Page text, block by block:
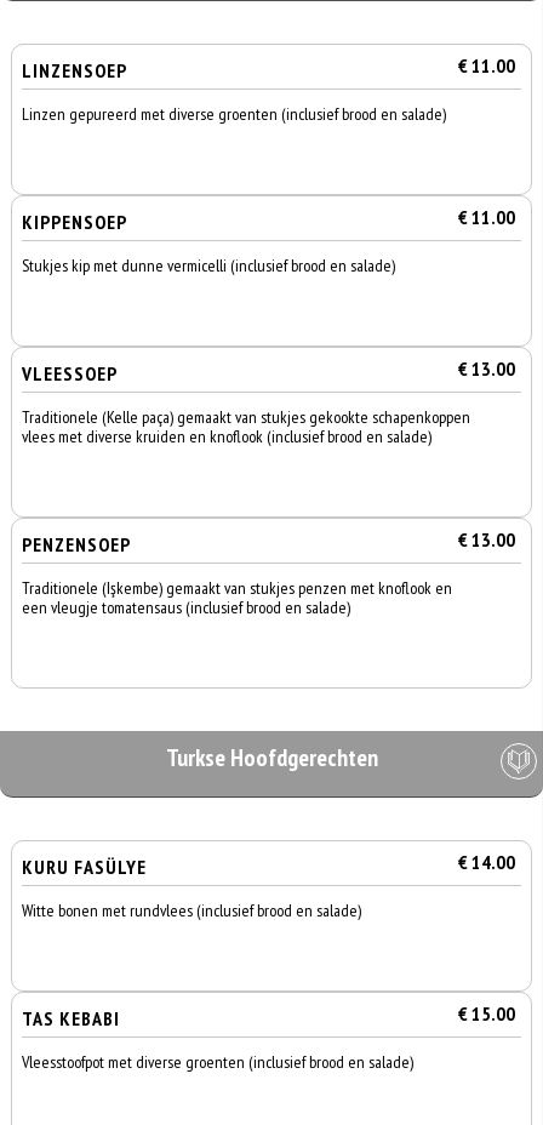
LINZENSOEP € 11.00
Linzen gepureerd met diverse groenten (inclusief brood en salade)
KIPPENSOEP € 11.00
Stukjes kip met dunne vermicelli (inclusief brood en salade)
VLEESSOEP € 13.00
Traditionele (Kelle paça) gemaakt van stukjes gekookte schapenkoppen
vlees met diverse kruiden en knoflook (inclusief brood en salade)
PENZENSOEP € 13.00
Traditionele (Işkembe) gemaakt van stukjes penzen met knoflook en
een vleugje tomatensaus (inclusief brood en salade)
Turkse Hoofdgerechten
KURU FASÜLYE € 14.00
Witte bonen met rundvlees (inclusief brood en salade)
TAS KEBABI € 15.00
Vleesstoofpot met diverse groenten (inclusief brood en salade)